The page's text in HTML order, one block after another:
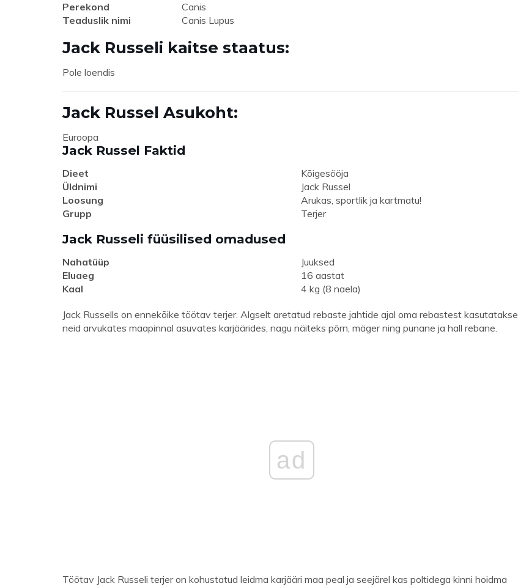
Perekond
Canis
Teaduslik nimi
Canis Lupus
Jack Russeli kaitse staatus:
Pole loendis
Jack Russel Asukoht:
Euroopa
Jack Russel Faktid
Dieet
Kõigesööja
Üldnimi
Jack Russel
Loosung
Arukas, sportlik ja kartmatu!
Grupp
Terjer
Jack Russeli füüsilised omadused
Nahatüüp
Juuksed
Eluaeg
16 aastat
Kaal
4 kg (8 naela)
Jack Russells on ennekõike töötav terjer. Algselt aretatud rebaste jahtide ajal oma rebastest kasutatakse
neid arvukates maapinnal asuvates karjäärides, nagu näiteks põrn, mäger ning punane ja hall rebane.
ad
Töötav Jack Russeli terjer on kohustatud leidma karjääri maa peal ja seejärel kas poltidega kinni hoidma